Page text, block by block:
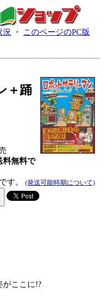
況 ・ このページのPC版
＋踊
料無料で
す。 (発送可能時期について)
がここに!?